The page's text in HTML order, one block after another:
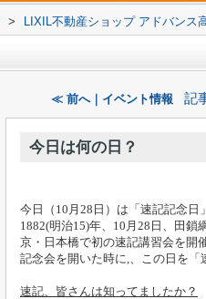
> LIXIL不動産ショップ アドバンス
≪ 前へ｜イベント情報 記
今日は何の日？
今日（10月28日）は「速記記念日」
1882(明治15)年、10月28日、田
京・日本橋で初の速記講習会を開
記念会を開いた時に,、この日を「
速記、皆さんは知ってましたか？